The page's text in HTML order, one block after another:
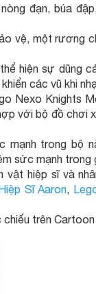
đạn, búa
vệ, một rương
hiện sự dũng
các vũ khi
Nexo Knights
với bộ đồ chơi
trong bộ
sức mạnh trong
hiệp sĩ và
Sĩ Aaron,
trên